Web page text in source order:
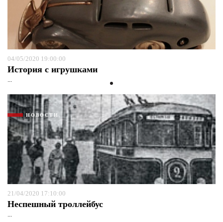
04/05/2020 19:00:00
История с игрушками
...
НОВОСТИ
21/04/2020 17:10:00
Неспешный троллейбус
...